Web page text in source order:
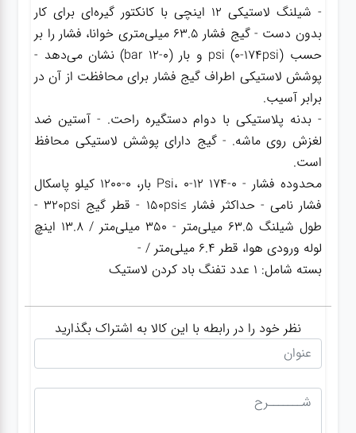
پمپ
تجهیزات
کمپ
گجت
قفل
- شیلنگ لاستیکی 12 اینچی با کانکتور گیره‌ای برای کار
بدون دست - گیج فشار 63.5 میلی‌متری خوانا، فشار را بر
حسب psi (0-174psi) و بار (0-12 bar) نشان می‌دهد -
پوشش لاستیکی اطراف گیج فشار برای محافظت از آن در
برابر آسیب.
- بدنه پلاستیکی با دوام دستگیره راحت. - آستین ضد
لغزش روی ماشه. - گیج دارای پوشش لاستیکی محافظ
است.
محدوده فشار - 0-174 Psi، 0-12 بار، 0-1200 کیلو پاسکال
فشار نامی - حداکثر فشار ≥150psi - قطر گیج 320psi -
طول شیلنگ 63.5 میلی‌متر - 350 میلی‌متر / 13.8 اینچ
لوله ورودی هوا، قطر 6.4 میلی‌متر / -
بسته شامل: 1 عدد تفنگ باد کردن لاستیک
نظر خود را در رابطه با این کالا به اشتراک بگذارید